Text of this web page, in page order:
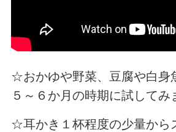
☆おかゆや野菜、豆腐や白身
５～６か月の時期に試してみ
☆耳かき１杯程度の少量から